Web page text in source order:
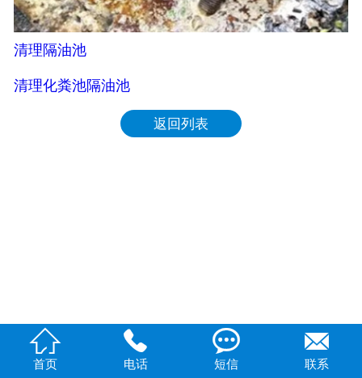
清理隔油池
清理化粪池隔油池
返回列表

首页

电话

短信

联系